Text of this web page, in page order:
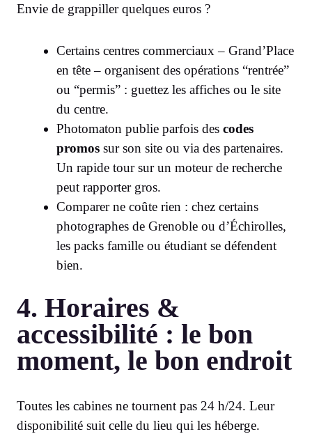
Envie de grappiller quelques euros ?
Certains centres commerciaux – Grand’Place
en tête – organisent des opérations “rentrée”
ou “permis” : guettez les affiches ou le site
du centre.
Photomaton publie parfois des codes
promos sur son site ou via des partenaires.
Un rapide tour sur un moteur de recherche
peut rapporter gros.
Comparer ne coûte rien : chez certains
photographes de Grenoble ou d’Échirolles,
les packs famille ou étudiant se défendent
bien.
4. Horaires &
accessibilité : le bon
moment, le bon endroit
Toutes les cabines ne tournent pas 24 h/24. Leur
disponibilité suit celle du lieu qui les héberge.